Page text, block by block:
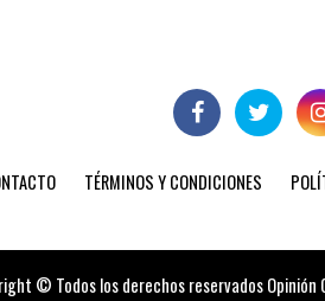
TÉRMINOS Y CONDICIONES
© Todos los derechos reservados Opinión